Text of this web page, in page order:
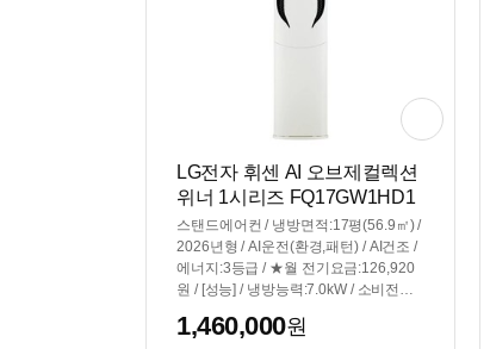
LG전자 휘센 AI 오브제컬렉션
위너 1시리즈 FQ17GW1HD1
(공식인증 설치)
스탠드에어컨 / 냉방면적:17평(56.9㎡) /
2026년형 / AI운전(환경,패턴) / AI건조 /
에너지:3등급 / ★월 전기요금:126,920
원 / [성능] / 냉방능력:7.0kW / 소비전력:
제어 / 열교환기세척 / 자기진단 / 기능업
1,460,000원